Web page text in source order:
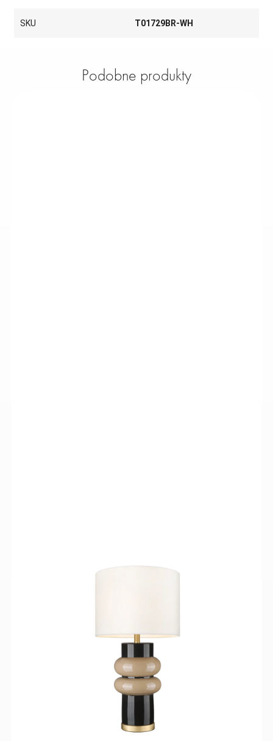
SKU T01729BR-WH
Podobne produkty